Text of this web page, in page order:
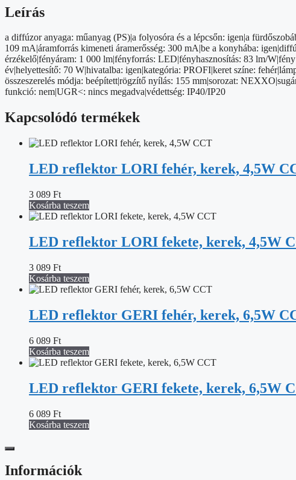
meleg
fehér
Leírás
a diffúzor anyaga: műanyag (PS)|a folyosóra és a lépcsőn: igen|a
109 mA|áramforrás kimeneti áramerősség: 300 mA|be a konyhába:
érzékelő|fényáram: 1 000 lm|fényforrás: LED|fényhasznosítás: 83 lm/
év|helyettesítő: 70 W|hivatalba: igen|kategória: PROFI|keret színe:
összeszerelés módja: beépített|rögzítő nyílás: 155 mm|sorozat:
funkció: nem|UGR<: nincs megadva|védettség: IP40/IP20
Kapcsolódó termékek
LED reflektor LORI fehér, kerek, 4,5W
3 089 Ft
Kosárba teszem
LED reflektor LORI fekete, kerek, 4,5W
3 089 Ft
Kosárba teszem
LED reflektor GERI fehér, kerek, 6,5W
6 089 Ft
Kosárba teszem
LED reflektor GERI fekete, kerek, 6,5W
6 089 Ft
Kosárba teszem
Információk